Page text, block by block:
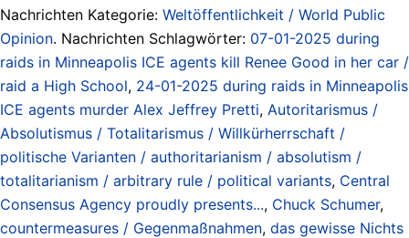
Nachrichten Kategorie: Weltöffentlichkeit / World Public
Opinion. Nachrichten Schlagwörter: 07-01-2025 during
raids in Minneapolis ICE agents kill Renee Good in her car /
raid a High School, 24-01-2025 during raids in Minneapolis
ICE agents murder Alex Jeffrey Pretti, Autoritarismus /
Absolutismus / Totalitarismus / Willkürherrschaft /
politische Varianten / authoritarianism / absolutism /
totalitarianism / arbitrary rule / political variants, Central
Consensus Agency proudly presents..., Chuck Schumer,
countermeasures / Gegenmaßnahmen, das gewisse Nichts